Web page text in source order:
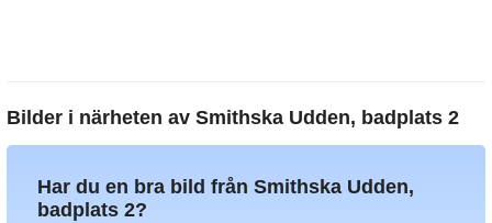
Bilder i närheten av Smithska Udden, badplats 2
Har du en bra bild från Smithska Udden,
badplats 2?